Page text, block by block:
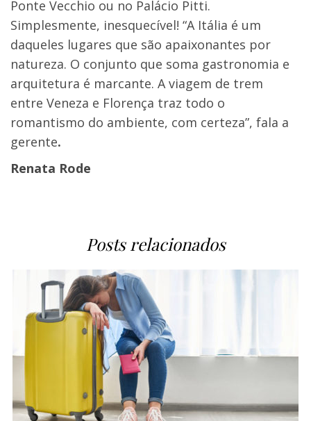
Ponte Vecchio ou no Palácio Pitti.
Simplesmente, inesquecível! “A Itália é um
daqueles lugares que são apaixonantes por
natureza. O conjunto que soma gastronomia e
arquitetura é marcante. A viagem de trem
entre Veneza e Florença traz todo o
romantismo do ambiente, com certeza”, fala a
gerente.
Renata Rode
Posts relacionados